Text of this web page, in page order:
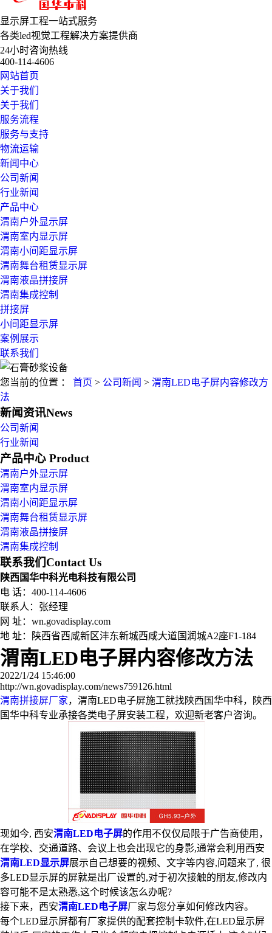
显示屏工程一站式服务
各类led视觉工程解决方案提供商
24小时咨询热线
400-114-4606
网站首页
关于我们
关于我们
服务流程
服务与支持
物流运输
新闻中心
公司新闻
行业新闻
产品中心
渭南户外显示屏
渭南室内显示屏
渭南小间距显示屏
渭南舞台租赁显示屏
渭南液晶拼接屏
渭南集成控制
拼接屏
小间距显示屏
案例展示
联系我们
您当前的位置 ： 首页 > 公司新闻 > 渭南LED电子屏内容修改方
法
新闻资讯News
公司新闻
行业新闻
产品中心 Product
渭南户外显示屏
渭南室内显示屏
渭南小间距显示屏
渭南舞台租赁显示屏
渭南液晶拼接屏
渭南集成控制
联系我们Contact Us
陕西国华中科光电科技有限公司
电 话：400-114-4606
联系人：张经理
网 址：wn.govadisplay.com
地 址：
陕西省西咸新区沣东新城西咸大道国润城A2座F1-184
渭南LED电子屏内容修改方法
2022/1/24 15:46:00
http://wn.govadisplay.com/news759126.html
渭南拼接屏厂家，渭南LED电子屏施工就找陕西国华中科，陕西
国华中科专业承接各类电子屏安装工程，欢迎新老客户咨询。
现如今, 西安渭南LED电子屏的作用不仅仅局限于广告商使用，
在学校、交通道路、会议上也会出现它的身影,通常会利用西安
渭南LED显示屏展示自己想要的视频、文字等内容,问题来了, 很
多LED显示屏的屏就是出厂设置的,对于初次接触的朋友,修改内
容可能不是太熟悉,这个时候该怎么办呢?
接下来，西安渭南LED电子屏厂家与您分享如何修改内容。
每个LED显示屏都有厂家提供的配套控制卡软件,在LED显示屏